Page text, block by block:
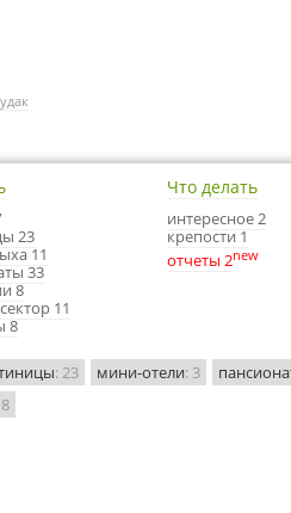
23
11
33
8
11
8
Что делать
интересное 2
крепости 1
отчеты 2new
: 23 мини-отели: 3